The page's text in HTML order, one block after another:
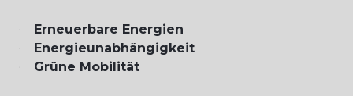
· Erneuerbare Energien
· Energieunabhängigkeit
· Grüne Mobilität